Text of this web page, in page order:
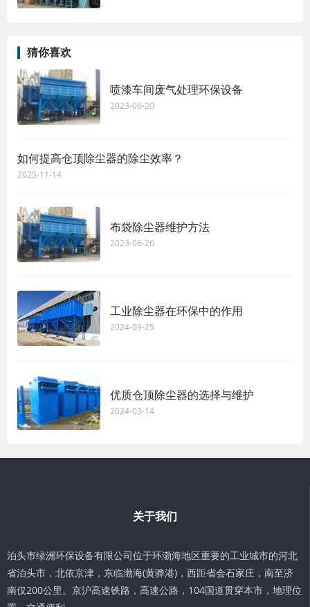
猜你喜欢
喷漆车间废气处理环保设备
2023-06-20
如何提高仓顶除尘器的除尘效率？
2025-11-14
布袋除尘器维护方法
2023-06-26
工业除尘器在环保中的作用
2024-09-25
优质仓顶除尘器的选择与维护
2024-03-14
关于我们
泊头市绿洲环保设备有限公司位于环渤海地区重要的工业城市的河北
省泊头市，北依京津，东临渤海(黄骅港)，西距省会石家庄，南至济
南仅200公里。京沪高速铁路，高速公路，104国道贯穿本市，地理位